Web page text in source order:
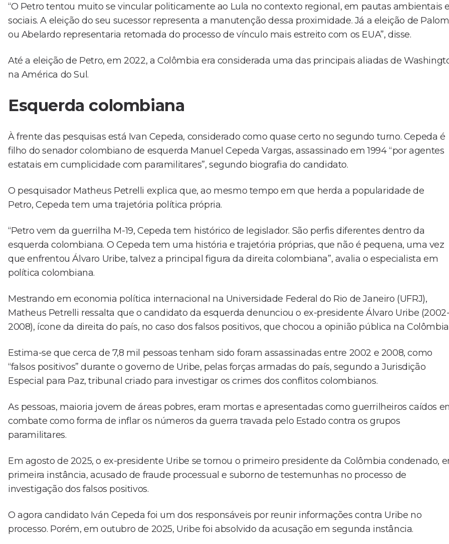
“O Petro tentou muito se vincular politicamente ao Lula no contexto regional, em pautas ambientais e
sociais. A eleição do seu sucessor representa a manutenção dessa proximidade. Já a eleição de
ou Abelardo representaria retomada do processo de vínculo mais estreito com os EUA”, disse.
Até a eleição de Petro, em 2022, a Colômbia era considerada uma das principais aliadas de
na América do Sul.
Esquerda colombiana
À frente das pesquisas está Ivan Cepeda, considerado como quase certo no segundo turno. Cepeda é
filho do senador colombiano de esquerda Manuel Cepeda Vargas, assassinado em 1994 “por agentes
estatais em cumplicidade com paramilitares”, segundo biografia do candidato.
O pesquisador Matheus Petrelli explica que, ao mesmo tempo em que herda a popularidade de
Petro, Cepeda tem uma trajetória política própria.
“Petro vem da guerrilha M-19, Cepeda tem histórico de legislador. São perfis diferentes dentro da
esquerda colombiana. O Cepeda tem uma história e trajetória próprias, que não é pequena, uma vez
que enfrentou Álvaro Uribe, talvez a principal figura da direita colombiana”, avalia o especialista em
política colombiana.
Mestrando em economia política internacional na Universidade Federal do Rio de Janeiro (UFRJ),
Matheus Petrelli ressalta que o candidato da esquerda denunciou o ex-presidente Álvaro Uribe (2002-
2008), ícone da direita do país, no caso dos falsos positivos, que chocou a opinião pública na
Estima-se que cerca de 7,8 mil pessoas tenham sido foram assassinadas entre 2002 e 2008, como
“falsos positivos” durante o governo de Uribe, pelas forças armadas do país, segundo a Jurisdição
Especial para Paz, tribunal criado para investigar os crimes dos conflitos colombianos.
As pessoas, maioria jovem de áreas pobres, eram mortas e apresentadas como guerrilheiros caídos
combate como forma de inflar os números da guerra travada pelo Estado contra os grupos
paramilitares.
Em agosto de 2025, o ex-presidente Uribe se tornou o primeiro presidente da Colômbia condenado,
primeira instância, acusado de fraude processual e suborno de testemunhas no processo de
investigação dos falsos positivos.
O agora candidato Iván Cepeda foi um dos responsáveis por reunir informações contra Uribe no
processo. Porém, em outubro de 2025, Uribe foi absolvido da acusação em segunda instância.